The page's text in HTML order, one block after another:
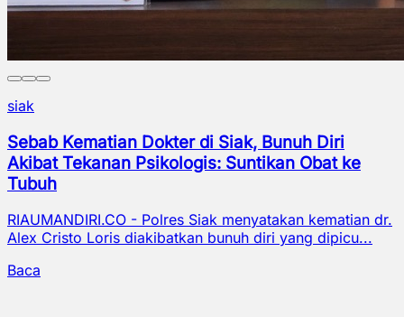
riau
RAPP Raih Industry Marketing Champion 2026,
Perkuat Langkah Menuju Pertumbuhan
Berkelanjutan
RIAUMANDIRI.CO - Inovasi dan keberlanjutan menjadi
bagian penting dalam pengembangan bisnis yang